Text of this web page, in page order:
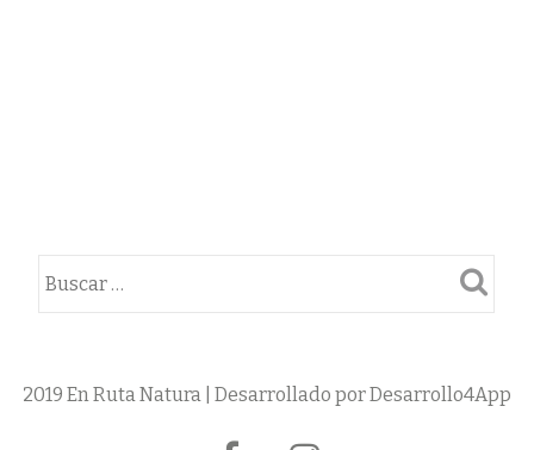
2019 En Ruta Natura | Desarrollado por Desarrollo4App